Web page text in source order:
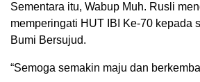
Sementara itu, Wabup Muh. Rusli
memperingati HUT IBI Ke-70 kepada
Bumi Bersujud.
“Semoga semakin maju dan